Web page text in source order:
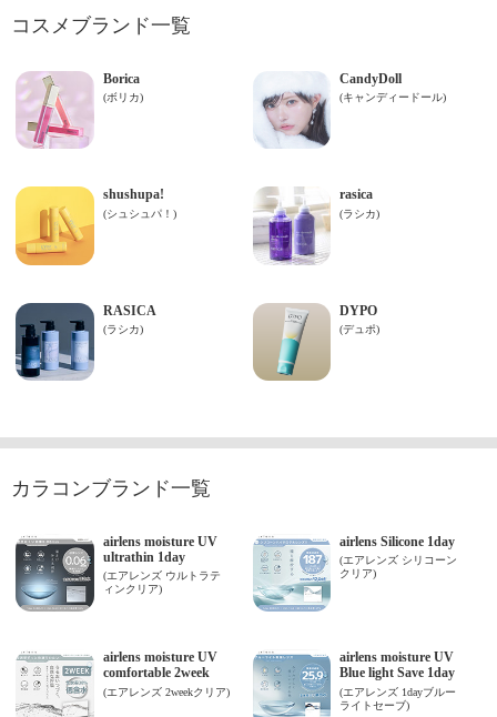
コスメブランド一覧
カラコンブランド一覧